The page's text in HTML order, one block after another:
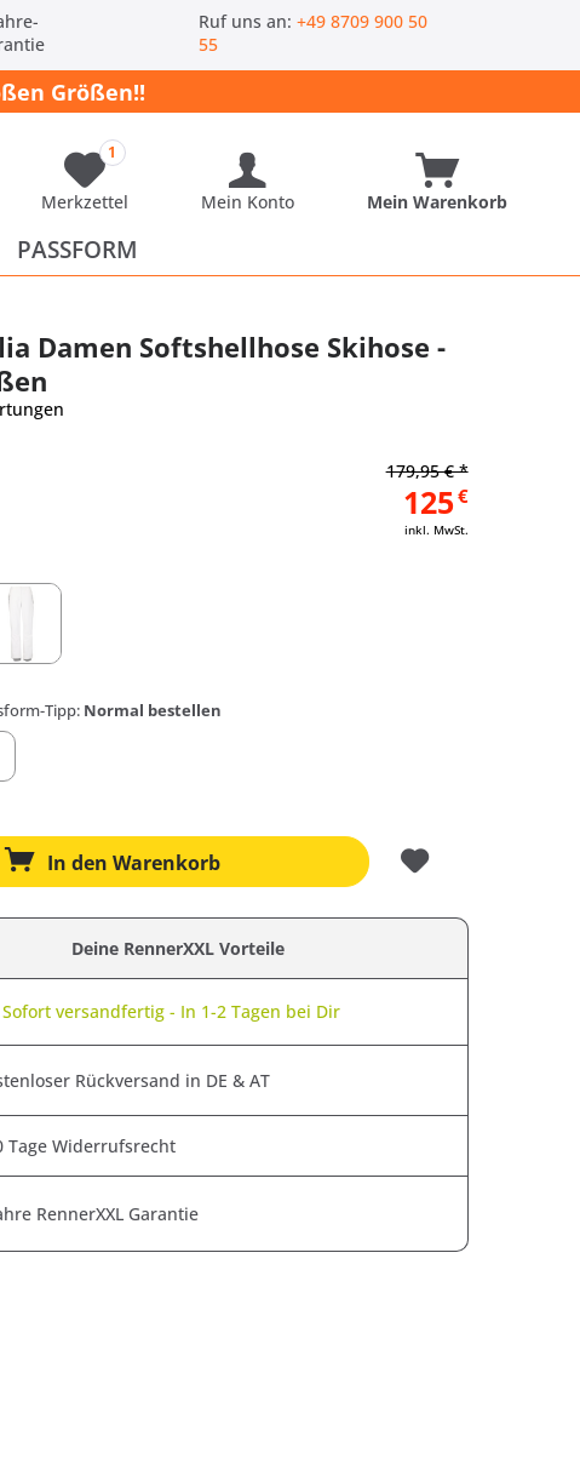
Ruf uns an:+49 8709 900 50
55
Größen!!
1
Merkzettel Mein Konto Mein Warenkorb
PASSFORM
Damen Softshellhose Skihose -
125€
inkl. MwSt.
179,95 € *
Tipp: Normal bestellen
In den Warenkorb
Deine RennerXXL Vorteile
Sofort versandfertig - In 1-2 Tagen bei Dir
Rückversand in DE & AT
Tage Widerrufsrecht
RennerXXL Garantie